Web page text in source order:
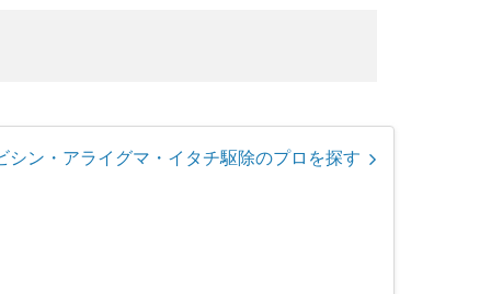
シン・アライグマ・イタチ駆除のプロを探す